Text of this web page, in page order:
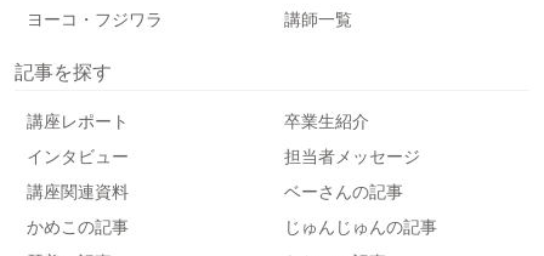
ヨーコ・フジワラ
講師一覧
記事を探す
講座レポート
卒業生紹介
インタビュー
担当者メッセージ
講座関連資料
ベーさんの記事
かめこの記事
じゅんじゅんの記事